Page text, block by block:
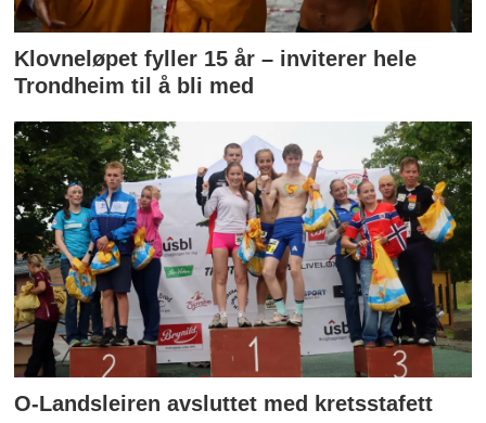
Klovneløpet fyller 15 år – inviterer hele
Trondheim til å bli med
O-Landsleiren avsluttet med kretsstafett